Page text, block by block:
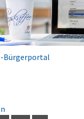
Bürgerportal